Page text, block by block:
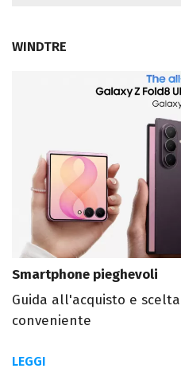
WINDTRE
Smartphone pieghevoli
Guida all'acquisto e
conveniente
LEGGI